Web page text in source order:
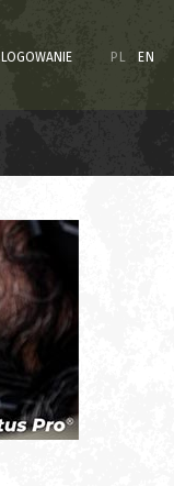
LOGOWANIE PL EN